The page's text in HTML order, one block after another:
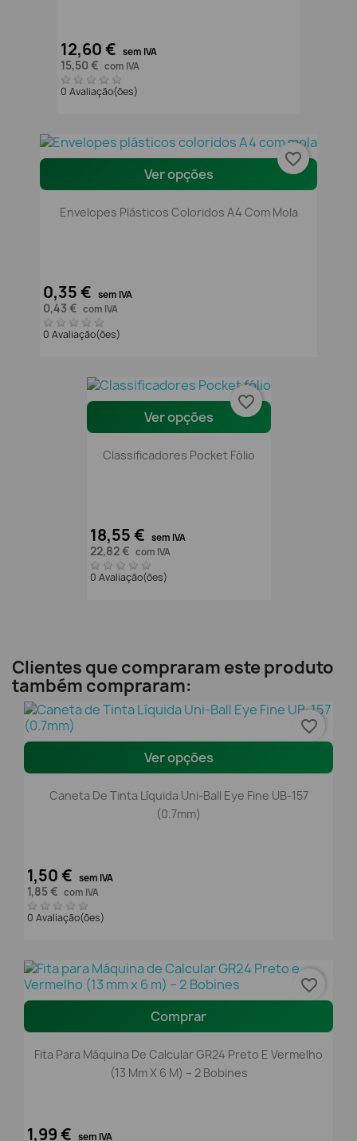
12,60 € sem IVA
15,50 € com IVA
0 Avaliação(ões)
Ver opções
Envelopes Plásticos Coloridos A4 Com Mola
0,35 € sem IVA
0,43 € com IVA
0 Avaliação(ões)
favorite_border
Ver opções
Classificadores Pocket Fólio
18,55 € sem IVA
22,82 € com IVA
0 Avaliação(ões)
favorite_border
Clientes que compraram este produto
também compraram:
Ver opções
Caneta De Tinta Líquida Uni-Ball Eye Fine UB-157
(0.7mm)
1,50 € sem IVA
1,85 € com IVA
0 Avaliação(ões)
favorite_border
Comprar
Fita Para Máquina De Calcular GR24 Preto E Vermelho
(13 Mm X 6 M) – 2 Bobines
1,99 € sem IVA
favorite_border